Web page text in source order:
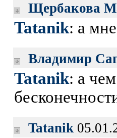
Щербакова
Tatanik: а
Владимир
Tatanik: а
Tatanik